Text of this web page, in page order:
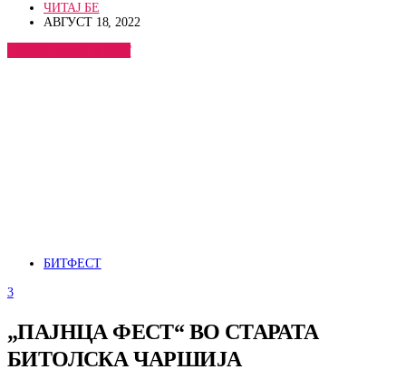
ЧИТАЈ БЕ
АВГУСТ 18, 2022
ПОГЛЕДНИ ВЕСТ
БИТФЕСТ
3
„ПАЈНЦА ФЕСТ“ ВО СТАРАТА
БИТОЛСКА ЧАРШИЈА